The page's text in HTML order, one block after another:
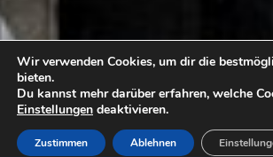
Wir verwenden Cookies, um dir die
bieten.
Du kannst mehr darüber erfahren, welche
Einstellungen deaktivieren.
Zustimmen Ablehnen